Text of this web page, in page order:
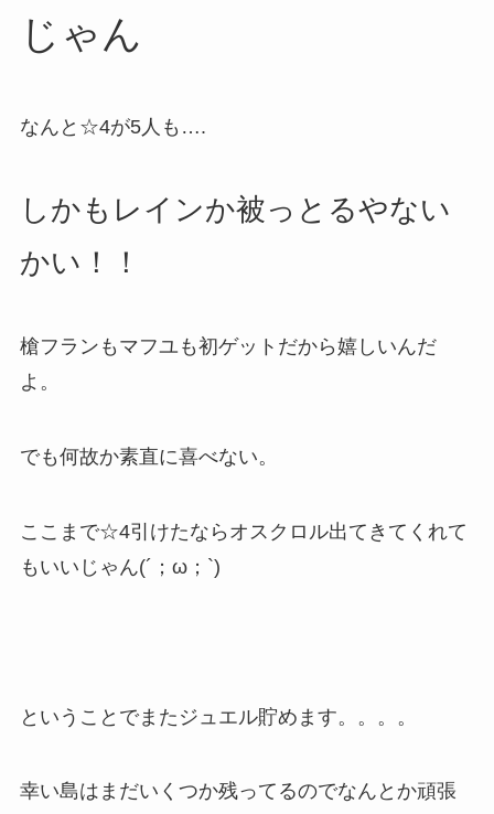
じゃん
なんと☆4が5人も….
しかもレインか被っとるやない
かい！！
槍フランもマフユも初ゲットだから嬉しいんだ
よ。
でも何故か素直に喜べない。
ここまで☆4引けたならオスクロル出てきてくれて
もいいじゃん(´；ω；`)
ということでまたジュエル貯めます。。。。
幸い島はまだいくつか残ってるのでなんとか頑張